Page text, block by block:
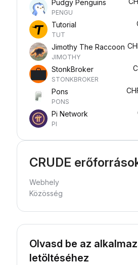
Pudgy Penguins
PENGU
Tutorial
TUT
Jimothy The Raccoon
JIMOTHY
StonkBroker
STONKBROKER
Pons
PONS
Pi Network
PI
CRUDE
Webhely
Közösség
Olvasd be az
letöltéséhez